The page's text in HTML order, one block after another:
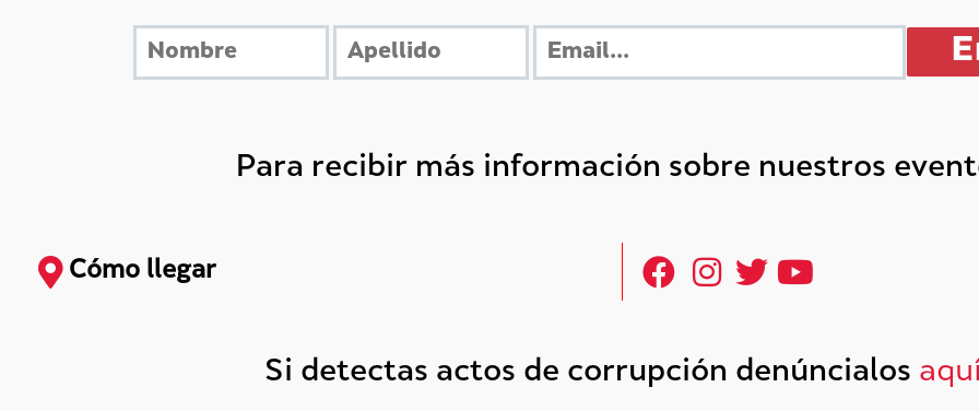
Para recibir más información sobre nuestros
Cómo llegar
Si detectas actos de corrupción denúncialos aquí